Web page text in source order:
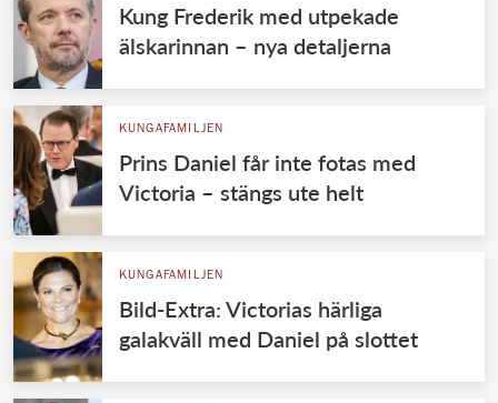
Kung Frederik med utpekade
älskarinnan – nya detaljerna
KUNGAFAMILJEN
Prins Daniel får inte fotas med
Victoria – stängs ute helt
KUNGAFAMILJEN
Bild-Extra: Victorias härliga
galakväll med Daniel på slottet